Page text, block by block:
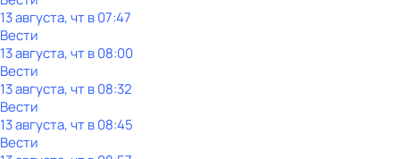
13 августа, чт в 07:47
Вести
13 августа, чт в 08:00
Вести
13 августа, чт в 08:32
Вести
13 августа, чт в 08:45
Вести